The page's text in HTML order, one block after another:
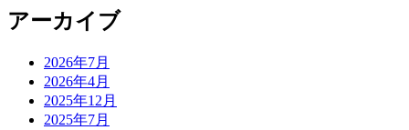
アーカイブ
2026年7月
2026年4月
2025年12月
2025年7月